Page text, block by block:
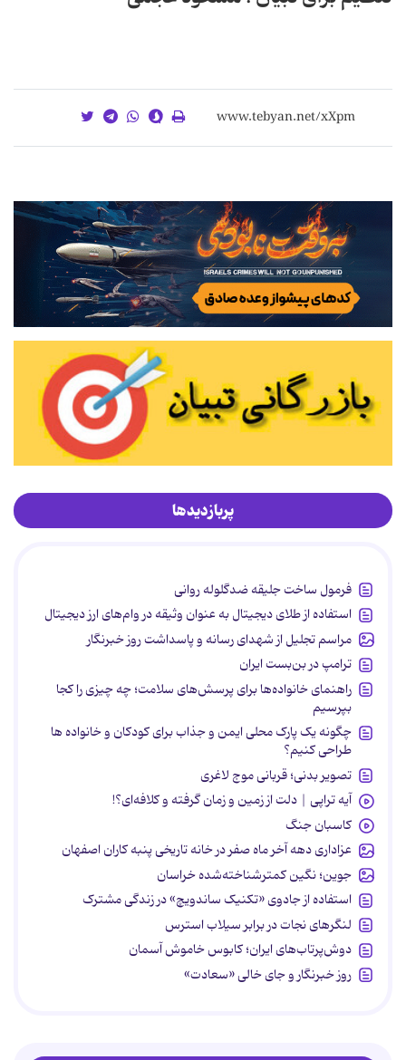
پربازدیدها
فرمول ساخت جلیقه ضدگلوله روانی
استفاده از طلای دیجیتال به عنوان وثیقه در وام‌های ارز دیجیتال
مراسم تجلیل از شهدای رسانه و پاسداشت روز خبرنگار
ترامپ در بن‌بست ایران
راهنمای خانواده‌ها برای پرسش‌های سلامت؛ چه چیزی را کجا
بپرسیم
چگونه یک پارک محلی ایمن و جذاب برای کودکان و خانواده ها
طراحی کنیم؟
تصویر بدنی؛ قربانی موج لاغری
آیه تراپی | دلت از زمین و زمان گرفته و کلافه‌ای؟!
کاسبان جنگ
عزاداری دهه آخر ماه صفر در خانه تاریخی پنبه کاران اصفهان
جوین؛ نگین کمترشناخته‌شده خراسان
استفاده از جادوی «تکنیک ساندویچ» در زندگی مشترک
لنگرهای نجات در برابر سیلاب استرس
دوش‌پرتاب‌های ایران؛ کابوس خاموش آسمان
روز خبرنگار و جای خالی «سعادت»